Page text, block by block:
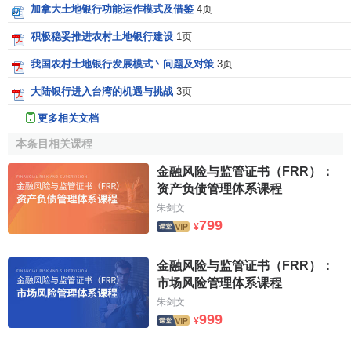
进入世界200大银行之林。
服务品质外，积极塑造优良
理念及创新服务三大原则之
行销，借此向社会大众传达本行经营讯息，多年来更以企业
回馈社会的心，秉持取之于社会‧用之于社会之理念，办理系
列大型公益活动，诸如举办产业金融讲座、青少年羽球营、
净山健行、本土艺术展览、爱心
义卖
园游会、慈济脊髓损伤
捐助基金、响应中华联合劝募协会一日捐..等活动，期抛砖引
更祥和、更健康。
加拿大土地银行功能运作模式及借鉴 4页
积极稳妥推进农村土地银行建设 1页
我国农村土地银行发展模式丶问题及对策 3页
大陆银行进入台湾的机遇与挑战 3页
更多相关文档
本条目相关课程
金融风险与监管证书（FRR）：
资产负债管理体系课程
朱剑文
¥799
金融风险与监管证书（FRR）：
市场风险管理体系课程
朱剑文
¥999